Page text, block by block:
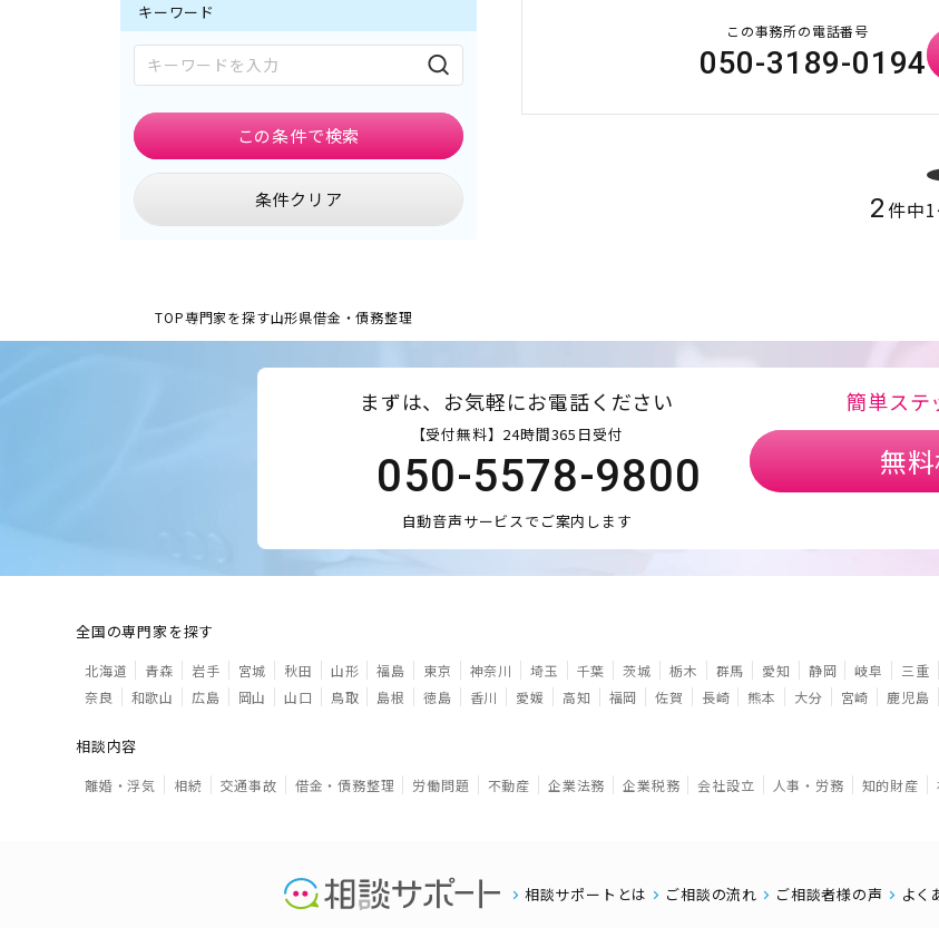
キーワード
条件クリア
この条件で検索
この事務所の電話番号
050-3189-0194
2件中1
TOP専門家を探す山形県借金・債務整理
まずは、お気軽にお電話ください
【受付無料】24時間365日受付
050-5578-9800
自動音声サービスでご案内します
簡単ステ
無
全国の専門家を探す
北海道 青森 岩手 宮城 秋田 山形 福島 東京 神奈川 埼玉 千葉 茨城 栃木 群馬 愛知 静岡 岐阜 三重
奈良
和歌山 広島 岡山 山口 鳥取 島根 徳島 香川 愛媛 高知 福岡 佐賀 長崎 熊本 大分 宮崎 鹿児島
相談内容
離婚・浮気 相続 交通事故 借金・債務整理 労働問題 不動産 企業法務 企業税務 会社設立 人事・労務 知的財産
相談サポートとは ご相談の流れ ご相談者様の声 よく